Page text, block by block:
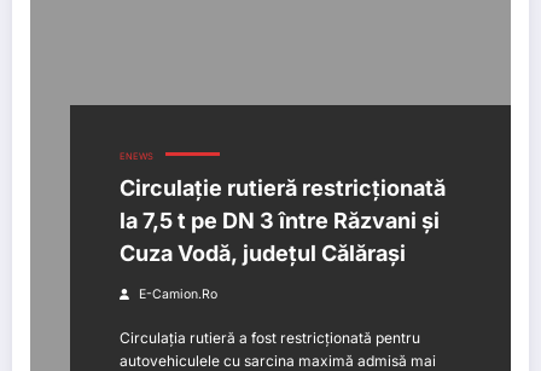
ENEWS
Circulație rutieră restricționată
la 7,5 t pe DN 3 între Răzvani și
Cuza Vodă, județul Călărași
E-Camion.ro
Circulația rutieră a fost restricționată pentru
autovehiculele cu sarcina maximă admisă mai